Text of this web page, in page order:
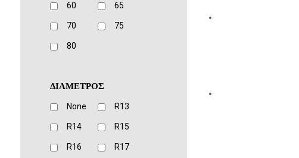
60 65
70 75
80
ΔΙΑΜΕΤΡΟΣ
None R13
R14 R15
R16 R17